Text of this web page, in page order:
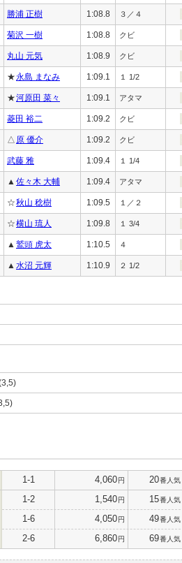
勝浦 正樹 1:08.8 ３／４
菊沢 一樹 1:08.8 クビ
丸山 元気 1:08.9 クビ
★永島 まなみ 1:09.1 １ 1/2
★河原田 菜々 1:09.1 アタマ
菱田 裕二 1:09.2 クビ
△ 原 優介 1:09.2 クビ
武藤 雅 1:09.4 １ 1/4
▲ 佐々木 大輔 1:09.4 アタマ
☆秋山 稔樹 1:09.5 １／２
☆横山 琉人 1:09.8 １ 3/4
▲ 鷲頭 虎太 1:10.5 ４
▲ 水沼 元輝 1:10.9 ２ 1/2
1-1 4,060円 20番人気
1-2 1,540円 15番人気
1-6 4,050円 49番人気
2-6 6,860円 69番人気